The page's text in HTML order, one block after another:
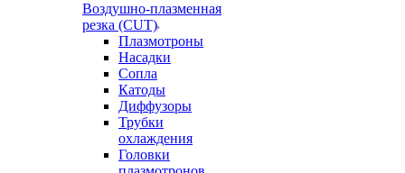
Воздушно-плазменная
резка (CUT)
Плазмотроны
Насадки
Сопла
Катоды
Диффузоры
Трубки
охлаждения
Головки